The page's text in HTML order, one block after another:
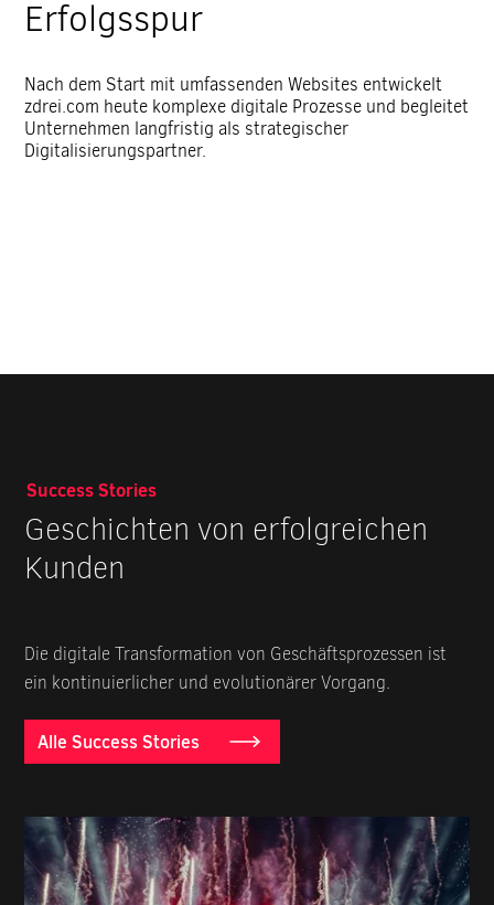
Erfolgsspur
Nach dem Start mit umfassenden Websites entwickelt
zdrei.com heute komplexe digitale Prozesse und begleitet
Unternehmen langfristig als strategischer
Digitalisierungspartner.
Success Stories
Geschichten von erfolgreichen
Kunden
Die digitale Transformation von Geschäftsprozessen ist
ein kontinuierlicher und evolutionärer Vorgang.
Alle Success Stories